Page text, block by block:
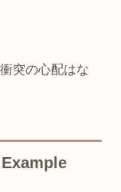
突の心配はな